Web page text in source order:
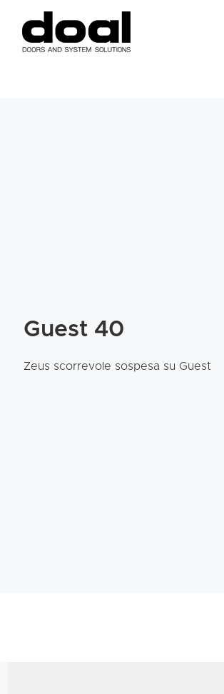
Guest 40
Zeus scorrevole sospesa su Guest